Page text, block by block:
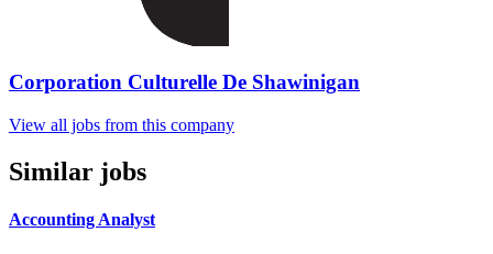
Corporation Culturelle De Shawinigan
View all jobs from this company
Similar jobs
Accounting Analyst